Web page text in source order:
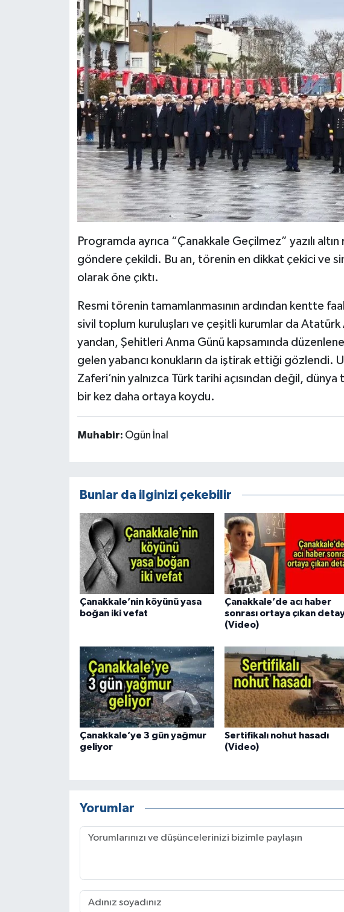
Programda ayrıca “Çanakkale Geçilmez” yazılı
göndere çekildi. Bu an, törenin en dikkat çekici ve
olarak öne çıktı.
Resmi törenin tamamlanmasının ardından kentte
sivil toplum kuruluşları ve çeşitli kurumlar da Atatürk
yandan, Şehitleri Anma Günü kapsamında
gelen yabancı konukların da iştirak ettiği gözlendi.
Zaferi’nin yalnızca Türk tarihi açısından değil, dünya
bir kez daha ortaya koydu.
Muhabir: Ogün İnal
Bunlar da ilginizi çekebilir
Çanakkale’nin köyünü yasa
boğan iki vefat
Çanakkale’de acı haber
sonrası ortaya çıkan
(Video)
Çanakkale’ye 3 gün yağmur
geliyor
Sertifikalı nohut hasadı
(Video)
Yorumlar